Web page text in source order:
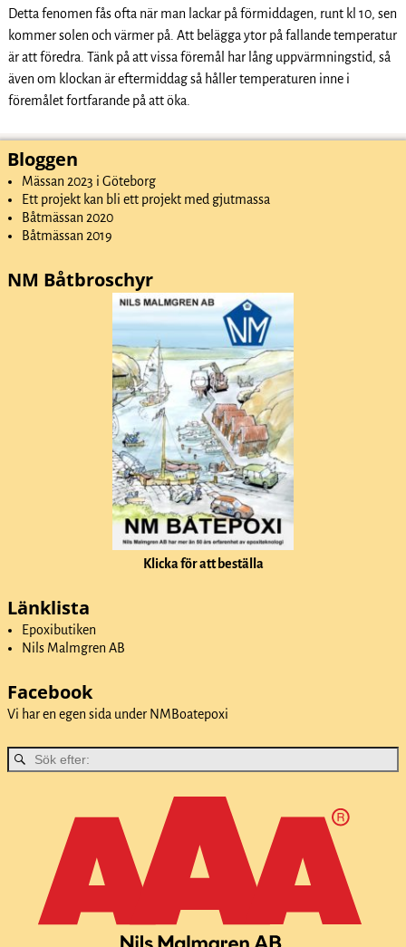
Detta fenomen fås ofta när man lackar på förmiddagen, runt kl 10, sen
kommer solen och värmer på. Att belägga ytor på fallande temperatur
är att föredra. Tänk på att vissa föremål har lång uppvärmningstid, så
även om klockan är eftermiddag så håller temperaturen inne i
föremålet fortfarande på att öka.
Bloggen
Mässan 2023 i Göteborg
Ett projekt kan bli ett projekt med gjutmassa
Båtmässan 2020
Båtmässan 2019
NM Båtbroschyr
Klicka för att beställa
Länklista
Epoxibutiken
Nils Malmgren AB
Facebook
Vi har en egen sida under NMBoatepoxi